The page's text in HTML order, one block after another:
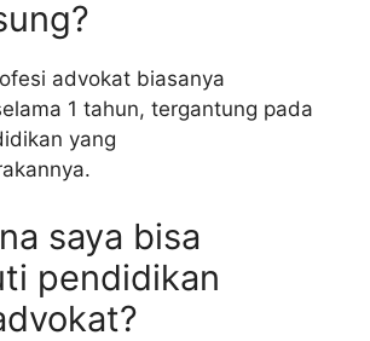
advokat biasanya
1 tahun, tergantung pada
yang
saya bisa
pendidikan